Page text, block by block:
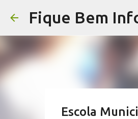
Fique Bem
Escola